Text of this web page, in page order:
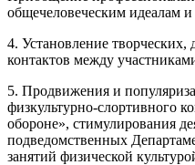
общечеловеческим идеалам
4. Установление
контактов между
5. Продвижения и
физкультурно-слортивного
обороне», стимулирования
подведомственных
занятий физической